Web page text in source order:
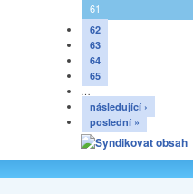
61
62
63
64
65
…
následující ›
poslední »